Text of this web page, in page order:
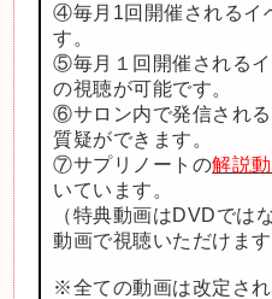
④毎月1回開催されるイ
す。
⑤毎月１回開催される
の視聴が可能です。
⑥サロン内で発信され
質疑ができます。
⑦サプリノートの解説
いています。
（特典動画はDVDでは
動画で視聴いただけます
※全ての動画は改定さ